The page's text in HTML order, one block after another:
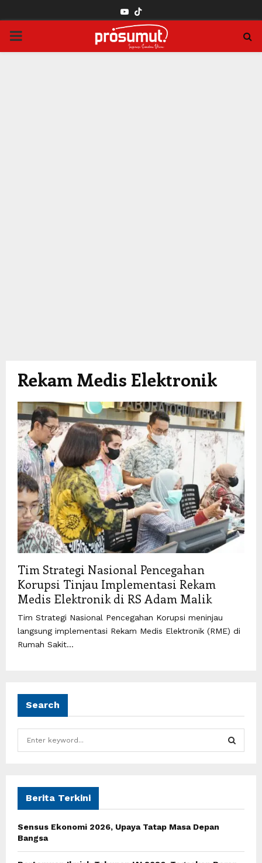
YOUTUBE
PRIMARY
Rekam Medis Elektronik
Tim Strategi Nasional Pencegahan
Korupsi Tinjau Implementasi Rekam
Medis Elektronik di RS Adam Malik
Tim Strategi Nasional Pencegahan Korupsi meninjau
langsung implementasi Rekam Medis Elektronik (RME) di
Rumah Sakit...
Search
f
r
Berita Terkini
Sensus Ekonomi 2026, Upaya Tatap Masa Depan
Bangsa